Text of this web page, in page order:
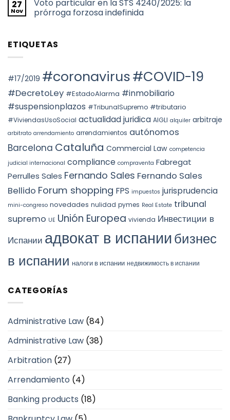
uso
turístico
en
TAX
YEAR:
EVALUATION
THE
SUBSTANCE
OVER
UNDER
DOCTRINE,
comentarios
en
НАЛОГООБЛОЖЕНИЕ
СОБСТВЕННОСТИ
НА
КАТАЛОНИИ
(ITP)
27
Nov
Voto particular en la STS 4240/2025: la
prórroga forzosa indefinida
en
Voto
STS
4240/2025:
prórroga
forzosa
indefinida
ETIQUETAS
#17/2019 #coronavirus#COVID-19
#DecretoLey #EstadoAlarma #inmobiliario
#suspensionplazos #TribunalSupremo #tributario
#ViviendasUsoSocial actualidad juridica AIGLI alquiler arbitraje
arbitrato arrendamiento arrendamientos autónomos
Barcelona Cataluña Commercial Law competencia
judicial internacional compliance compraventa Fabregat
Perrulles Sales Fernando Sales Fernando Sales
Bellido Forum shopping FPS impuestos jurisprudencia
mini-congreso novedades nulidad pymes Real Estate tribunal
supremo UE Unión Europea vivienda Инвестиции в
Испании адвокат в испаниибизнес
в испании налоги в испании недвижимость в испании
CATEGORÍAS
Administrative Law (84)
Administrative Law (38)
Arbitration (27)
Arrendamiento (4)
Banking products (18)